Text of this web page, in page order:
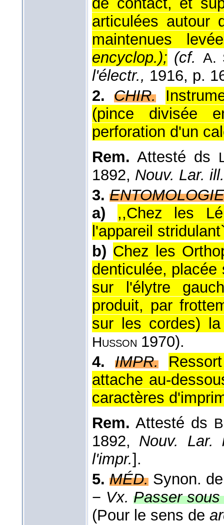
articulées autour
maintenues
encyclop.); (cf. A.
l'électr., 1916, p.
2. CHIR.
(pince divisée
perforation d'un
Rem. Attesté ds
1892, Nouv. Lar. ill.
3. ENTOMOLOGIE
a)
,,Chez les
l'appareil
b) Chez les
denticulée,
sur l'élytre
produit, par
sur les cordes) la
Husson 1970).
4.
IMPR.
attache au-
caractères
Rem. Attesté ds
1892, Nouv. Lar.
l'impr.].
5. MÉD. Synon.
− Vx. Passer
(Pour le sens de